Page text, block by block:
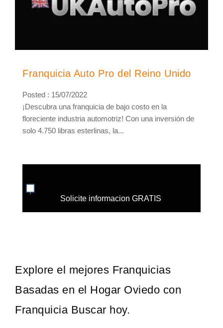
Franquicia Auto Pro del Reino Unido
Posted : 15/07/2022
¡Descubra una franquicia de bajo costo en la
floreciente industria automotriz! Con una inversión de
solo 4.750 libras esterlinas, la...
Solicite informacion GRATIS
Explore el mejores Franquicias
Basadas en el Hogar Oviedo con
Franquicia Buscar hoy.